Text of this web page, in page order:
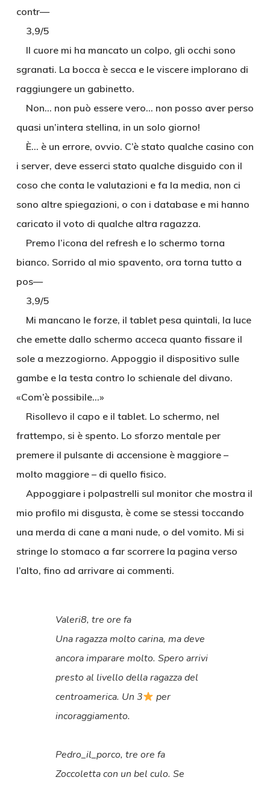
contr—
3,9/5
Il cuore mi ha mancato un colpo, gli occhi sono
sgranati. La bocca è secca e le viscere implorano di
raggiungere un gabinetto.
Non… non può essere vero… non posso aver perso
quasi un’intera stellina, in un solo giorno!
È… è un errore, ovvio. C’è stato qualche casino con
i server, deve esserci stato qualche disguido con il
coso che conta le valutazioni e fa la media, non ci
sono altre spiegazioni, o con i database e mi hanno
caricato il voto di qualche altra ragazza.
Premo l’icona del refresh e lo schermo torna
bianco. Sorrido al mio spavento, ora torna tutto a
pos—
3,9/5
Mi mancano le forze, il tablet pesa quintali, la luce
che emette dallo schermo acceca quanto fissare il
sole a mezzogiorno. Appoggio il dispositivo sulle
gambe e la testa contro lo schienale del divano.
«Com’è possibile…»
Risollevo il capo e il tablet. Lo schermo, nel
frattempo, si è spento. Lo sforzo mentale per
premere il pulsante di accensione è maggiore –
molto maggiore – di quello fisico.
Appoggiare i polpastrelli sul monitor che mostra il
mio profilo mi disgusta, è come se stessi toccando
una merda di cane a mani nude, o del vomito. Mi si
stringe lo stomaco a far scorrere la pagina verso
l’alto, fino ad arrivare ai commenti.
Valeri8, tre ore fa
Una ragazza molto carina, ma deve
ancora imparare molto. Spero arrivi
presto al livello della ragazza del
centroamerica. Un 3
per
incoraggiamento.
Pedro_il_porco, tre ore fa
Zoccoletta con un bel culo. Se